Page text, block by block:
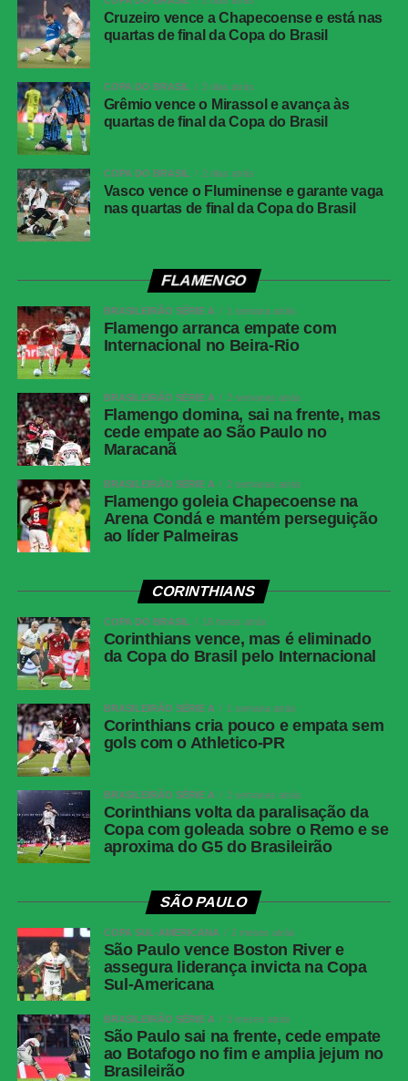
Kvaratskhelia driblou Gusto e finalizou, obrigando o
goleiro Sánchez a fazer uma defesa importante. Minutos
depois, Sánchez voltou a brilhar, defendendo um
do Chelsea realizou mais uma grande intervenção,
desviando com a ponta dos dedos um forte chute de
Vitinha de longa distância.
O Chelsea também teve sua oportunidade no segundo
tempo, com o recém-entrado Delap, que aos 22 minutos,
disparou pelo meio e tentou acertar o ângulo, mas
Donnarumma se esticou para fazer uma linda defesa.
A partir desse momento, o ritmo da partida diminuiu
consideravelmente. Os ingleses passaram a administrar a
larga vantagem para assegurar o tão sonhado troféu. A
situação do PSG piorou ainda mais quando João Neves
foi expulso, aos 40 minutos, após uma confusão com
Cucurella, consolidando a vitória e o título histórico do
Chelsea.
FICHA TÉCNICA
CHELSEA 3×0 PSG
Local:MetLife Stadium, em Nova Jersey (EUA)
13/07/2025, às 16h (de Brasília)
Competição:final do Mundial de Clubes
Árbitro:Alireza Faghani (AUS)
Anton Shchetinin (AUS) e Ashley Beecham
(AUS)
VAR:Bastian Dankert (ALE)
Público: 81.118
Cartões amarelos:Malo Gusto, Caicedo, Pedro Neto,
Colwill (CHE); Nuno Mendes (PSG)
Cartões vermelhos: João Neves (PSG)
Gols:Palmer, aos 21’do 1º tempo e aos 29′ do 1º tempo;
João Pedro, aos 42′ do 1º tempo (CHELSEA
CHELSEA:
Cucurella; Caicedo, Reece James (Dewsbury-Hall) e
Enzo Fernández (Andrey Santos); Cole Palmer, Pedro
Neto (Nkunku) e João Pedro (Delap).
Cruzeiro vence a Chapecoense e está nas
quartas de final da Copa do Brasil
COPA DO BRASIL 2 dias atrás
Grêmio vence o Mirassol e avança às
quartas de final da Copa do Brasil
COPA DO BRASIL 2 dias atrás
Vasco vence o Fluminense e garante vaga
nas quartas de final da Copa do Brasil
FLAMENGO
BRASILEIRÃO SÉRIE A 1 semana atrás
Flamengo arranca empate com
Internacional no Beira-Rio
BRASILEIRÃO SÉRIE A 2 semanas atrás
Flamengo domina, sai na frente, mas
cede empate ao São Paulo no
Maracanã
BRASILEIRÃO SÉRIE A 2 semanas atrás
Flamengo goleia Chapecoense na
Arena Condá e mantém perseguição
ao líder Palmeiras
CORINTHIANS
COPA DO BRASIL 16 horas atrás
Corinthians vence, mas é eliminado
da Copa do Brasil pelo Internacional
BRASILEIRÃO SÉRIE A 1 semana atrás
Corinthians cria pouco e empata sem
gols com o Athletico-PR
BRASILEIRÃO SÉRIE A 2 semanas atrás
Corinthians volta da paralisação da
Copa com goleada sobre o Remo e se
aproxima do G5 do Brasileirão
SÃO PAULO
COPA SUL-AMERICANA 2 meses atrás
São Paulo vence Boston River e
assegura liderança invicta na Copa
Sul-Americana
BRASILEIRÃO SÉRIE A 3 meses atrás
São Paulo sai na frente, cede empate
ao Botafogo no fim e amplia jejum no
Brasileirão